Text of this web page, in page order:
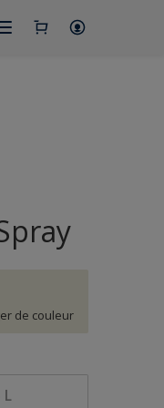
de couleur
L